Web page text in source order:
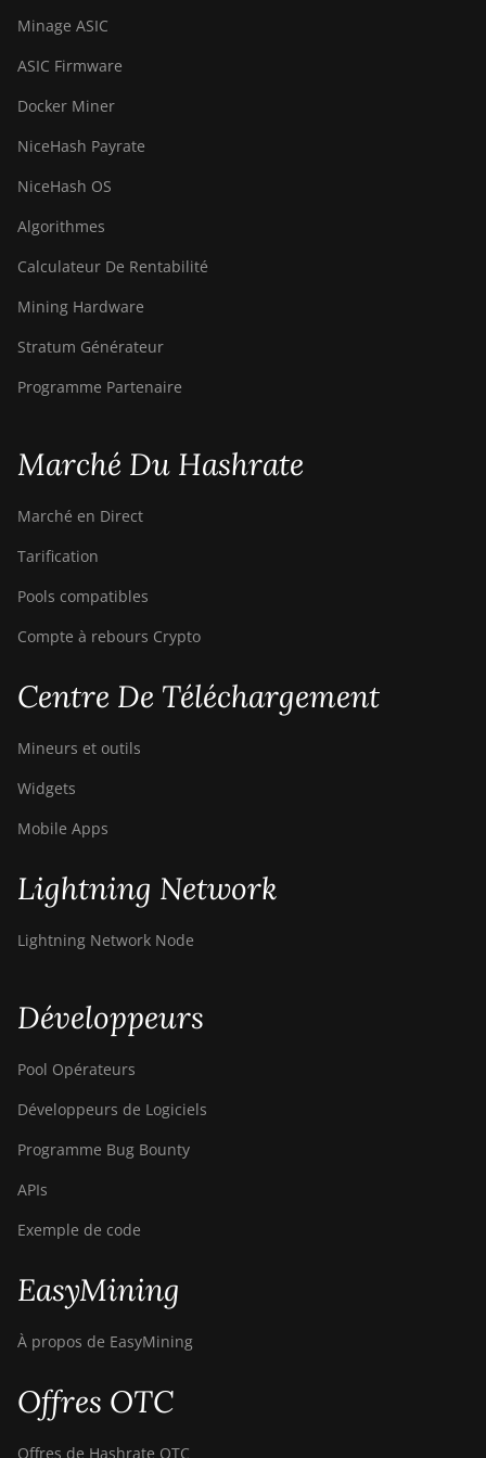
S21+ (216Th)
BITMAIN AntMiner
S21e XP Hyd (430Th)
BITMAIN AntMiner
(860Th)
BITMAIN AntMiner
S21j XP Hyd
(495Th/s)
BITMAIN AntMiner
BITMAIN AntMiner
BITMAIN AntMiner
S9i
BITMAIN AntMiner
S9j
BITMAIN AntMiner
BITMAIN AntMiner
BITMAIN AntMiner
BITMAIN AntMiner
BITMAIN AntMiner
Z11e
BITMAIN AntMiner
Z15
BITMAIN AntMiner
Z15 Pro
BITMAIN AntMiner
BITMAIN AntMiner
Minage ASIC
ASIC Firmware
Docker Miner
NiceHash Payrate
NiceHash OS
Algorithmes
Calculateur De Rentabilité
Mining Hardware
Stratum Générateur
Programme Partenaire
Marché Du Hashrate
Marché en Direct
Tarification
Pools compatibles
Compte à rebours Crypto
Centre De Téléchargement
Mineurs et outils
Widgets
Mobile Apps
Lightning Network
Lightning Network Node
Développeurs
Pool Opérateurs
Développeurs de Logiciels
Programme Bug Bounty
APIs
Exemple de code
EasyMining
À propos de EasyMining
Offres OTC
Offres de Hashrate OTC